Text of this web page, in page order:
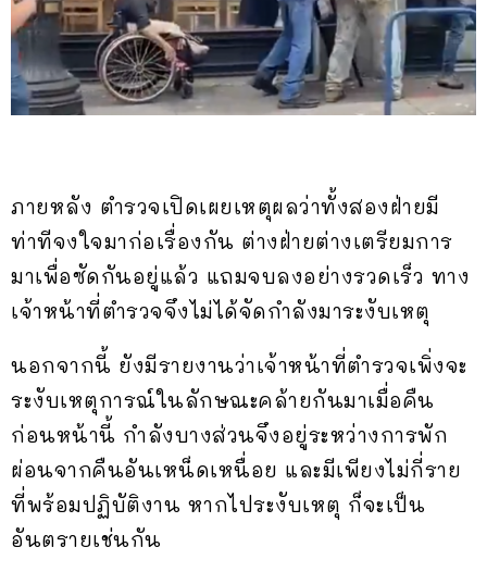
ภายหลัง ตำรวจเปิดเผยเหตุผลว่าทั้งสองฝ่ายมี
ท่าทีจงใจมาก่อเรื่องกัน ต่างฝ่ายต่างเตรียมการ
มาเพื่อซัดกันอยู่แล้ว แถมจบลงอย่างรวดเร็ว ทาง
เจ้าหน้าที่ตำรวจจึงไม่ได้จัดกำลังมาระงับเหตุ
นอกจากนี้ ยังมีรายงานว่าเจ้าหน้าที่ตำรวจเพิ่งจะ
ระงับเหตุการณ์ในลักษณะคล้ายกันมาเมื่อคืน
ก่อนหน้านี้ กำลังบางส่วนจึงอยู่ระหว่างการพัก
ผ่อนจากคืนอันเหน็ดเหนื่อย และมีเพียงไม่กี่ราย
ที่พร้อมปฏิบัติงาน หากไประงับเหตุ ก็จะเป็น
อันตรายเช่นกัน